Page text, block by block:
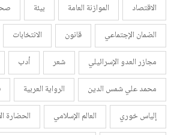
الاقتصاد
الموازنة العامة بيئة
الضمان الإجتماعي
قانون الانتخابات
مجازر العدو الإسرائيلي
شعر أدب
محمد علي شمس الدين
الرواية العربية
إلياس خوري
العالم الإسلامي الحضارة